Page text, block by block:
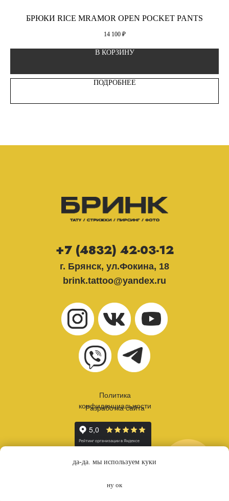
БРЮКИ RICE MRAMOR OPEN POCKET PANTS
14 100 ₽
В КОРЗИНУ
ПОДРОБНЕЕ
г. Брянск, ул.Фокина, 18
brink.tattoo@yandex.ru
+7 (4832) 42-03-12
Политика
конфиденциальности
Разработка сайта
да-да. мы используем куки
ну ок